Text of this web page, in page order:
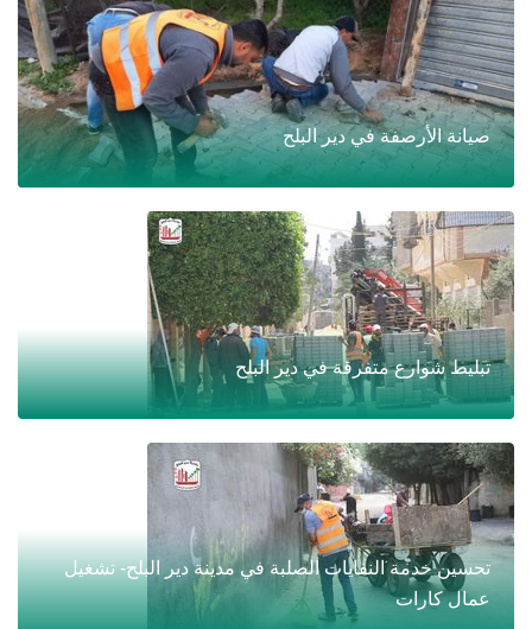
صيانة الأرصفة في دير البلح
تبليط شوارع متفرقة في دير البلح
تحسين خدمة النفايات الصلبة في مدينة دير البلح- تشغيل
عمال كارات